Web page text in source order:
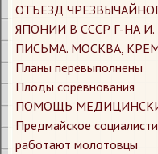
ОТЪЕЗД
ЯПОНИИ В СССР Г-НА И.
ПИСЬМА. МОСКВА,
Планы перевыполнены
Плоды соревнования
ПОМОЩЬ
Предмайское
работают молотовцы